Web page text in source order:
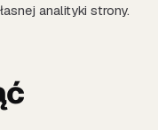
analityki strony.